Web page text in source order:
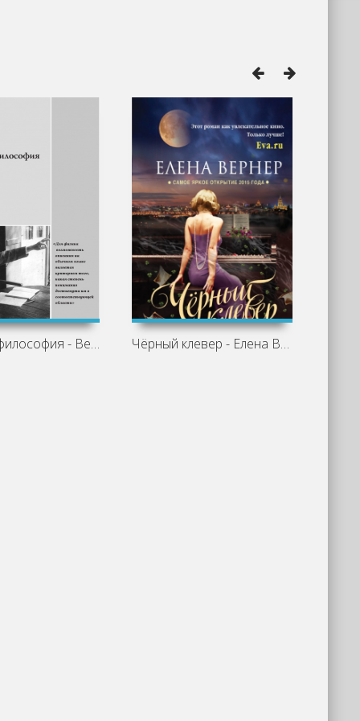
Физика и философия - Вернер Гейзенберг Чёрный клевер - Елена Вернер